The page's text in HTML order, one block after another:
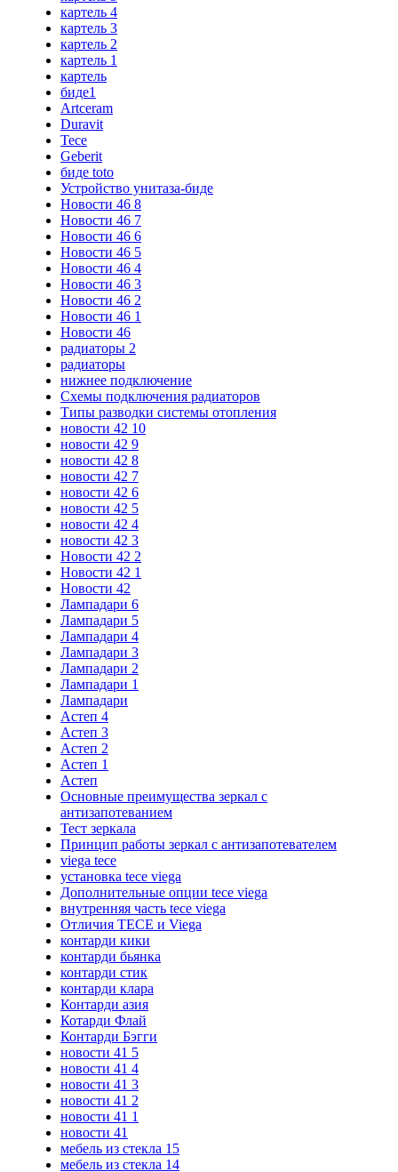
картель 4
картель 3
картель 2
картель 1
картель
биде1
Artceram
Duravit
Tece
Geberit
биде toto
Устройство унитаза-биде
Новости 46 8
Новости 46 7
Новости 46 6
Новости 46 5
Новости 46 4
Новости 46 3
Новости 46 2
Новости 46 1
Новости 46
радиаторы 2
радиаторы
нижнее подключение
Схемы подключения радиаторов
Типы разводки системы отопления
новости 42 10
новости 42 9
новости 42 8
новости 42 7
новости 42 6
новости 42 5
новости 42 4
новости 42 3
Новости 42 2
Новости 42 1
Новости 42
Лампадари 6
Лампадари 5
Лампадари 4
Лампадари 3
Лампадари 2
Лампадари 1
Лампадари
Астеп 4
Астеп 3
Астеп 2
Астеп 1
Астеп
Основные преимущества зеркал с
антизапотеванием
Тест зеркала
Принцип работы зеркал с антизапотевателем
viega tece
установка tece viega
Дополнительные опции tece viega
внутренняя часть tece viega
Отличия TECE и Viega
контарди кики
контарди бьянка
контарди стик
контарди клара
Контарди азия
Котарди Флай
Контарди Бэгги
новости 41 5
новости 41 4
новости 41 3
новости 41 2
новости 41 1
новости 41
мебель из стекла 15
мебель из стекла 14